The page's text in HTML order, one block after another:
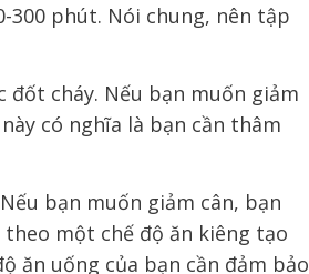
phút. Nói chung, nên tập
cháy. Nếu bạn muốn giảm
có nghĩa là bạn cần thâm
bạn muốn giảm cân, bạn
một chế độ ăn kiêng tạo
ăn uống của bạn cần đảm bảo